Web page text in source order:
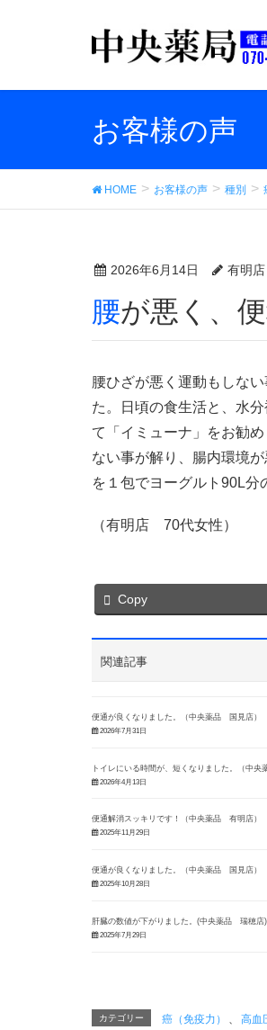
お客様の声
HOME お客様の声 種別
2026年6月14日 有明店
腰が悪く
腰ひざが悪く運動もしな
た。日頃の食生活と、水
て「イミューナ」をお勧
ない事が解り、腸内環境
を１包でヨーグルト90L分
（有明店 70代女性）
Copy
関連記事
便通が良くなりました。（中央薬品 国見店）
2026年7月31日
トイレにいる時間が、短くなりました。（中央
2026年4月13日
便通解消スッキリです！（中央薬品 有明店）
2025年11月29日
便通が良くなりました。（中央薬品 国見店）
2025年10月28日
肝臓の数値が下がりました。(中央薬品 瑞穂店)
2025年7月29日
カテゴリー 癌（免疫力） 高血